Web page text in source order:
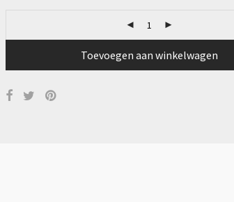
Toevoegen aan winkelwagen